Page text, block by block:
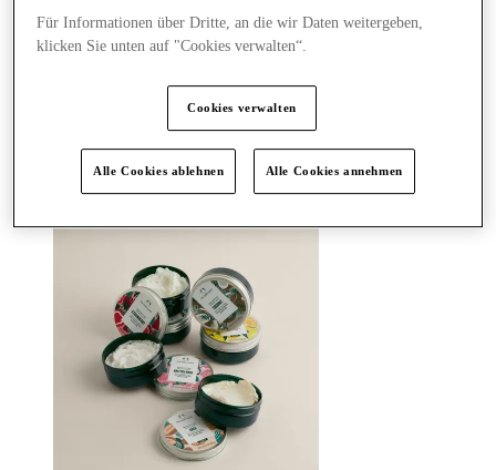
Planen Sie Ihren Besuch
Was läuft
Dienstleistungen
Für Informationen über Dritte, an die wir Daten weitergeben,
klicken Sie unten auf "Cookies verwalten“.
Cookies verwalten
Alle Cookies ablehnen Alle Cookies annehmen